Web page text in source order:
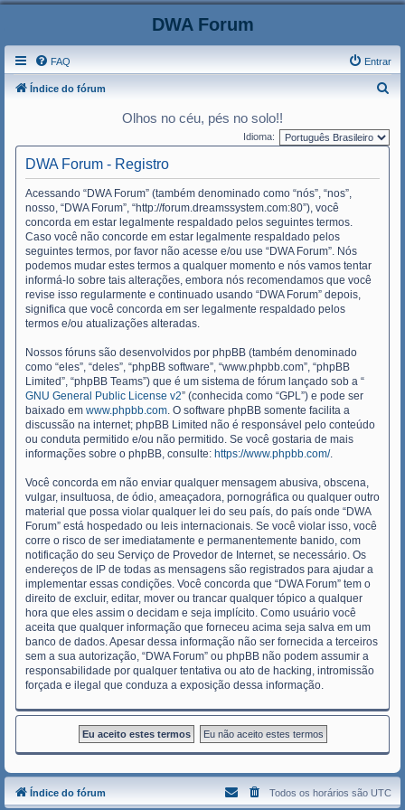
DWA Forum
FAQ Entrar
Índice do fórum
Olhos no céu, pés no solo!!
Idioma:
DWA Forum - Registro
Acessando “DWA Forum” (também denominado como “nós”, “nos”,
nosso, “DWA Forum”, “http://forum.dreamssystem.com:80”), você
concorda em estar legalmente respaldado pelos seguintes termos.
Caso você não concorde em estar legalmente respaldado pelos
seguintes termos, por favor não acesse e/ou use “DWA Forum”. Nós
podemos mudar estes termos a qualquer momento e nós vamos tentar
informá-lo sobre tais alterações, embora nós recomendamos que você
revise isso regularmente e continuado usando “DWA Forum” depois,
significa que você concorda em ser legalmente respaldado pelos
termos e/ou atualizações alteradas.
Nossos fóruns são desenvolvidos por phpBB (também denominado
como “eles”, “deles”, “phpBB software”, “www.phpbb.com”, “phpBB
Limited”, “phpBB Teams”) que é um sistema de fórum lançado sob a “
GNU General Public License v2” (conhecida como “GPL”) e pode ser
baixado em www.phpbb.com. O software phpBB somente facilita a
discussão na internet; phpBB Limited não é responsável pelo conteúdo
ou conduta permitido e/ou não permitido. Se você gostaria de mais
informações sobre o phpBB, consulte: https://www.phpbb.com/.
Você concorda em não enviar qualquer mensagem abusiva, obscena,
vulgar, insultuosa, de ódio, ameaçadora, pornográfica ou qualquer outro
material que possa violar qualquer lei do seu país, do país onde “DWA
Forum” está hospedado ou leis internacionais. Se você violar isso, você
corre o risco de ser imediatamente e permanentemente banido, com
notificação do seu Serviço de Provedor de Internet, se necessário. Os
endereços de IP de todas as mensagens são registrados para ajudar a
implementar essas condições. Você concorda que “DWA Forum” tem o
direito de excluir, editar, mover ou trancar qualquer tópico a qualquer
hora que eles assim o decidam e seja implícito. Como usuário você
aceita que qualquer informação que forneceu acima seja salva em um
banco de dados. Apesar dessa informação não ser fornecida a terceiros
sem a sua autorização, “DWA Forum” ou phpBB não podem assumir a
responsabilidade por qualquer tentativa ou ato de hacking, intromissão
forçada e ilegal que conduza a exposição dessa informação.
Índice do fórum Todos os horários são UTC